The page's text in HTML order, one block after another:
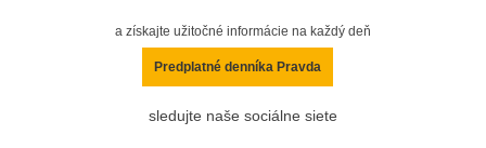
a získajte užitočné informácie na každý deň
Predplatné denníka Pravda
sledujte naše sociálne siete